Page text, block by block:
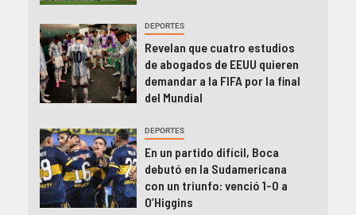
DEPORTES
Revelan que cuatro estudios
de abogados de EEUU quieren
demandar a la FIFA por la final
del Mundial
DEPORTES
En un partido difícil, Boca
debutó en la Sudamericana
con un triunfo: venció 1-0 a
O’Higgins